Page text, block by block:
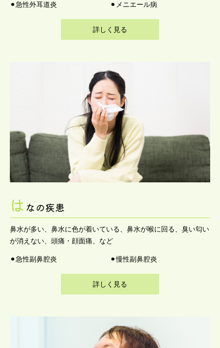
⚫︎急性外耳道炎
⚫︎メニエール病
詳しく見る
は なの疾患
鼻水が多い、鼻水に色が着いている、鼻水が喉に回る、臭い匂い
が消えない、頭痛・顔面痛、など
⚫︎急性副鼻腔炎 ⚫︎慢性副鼻腔炎
詳しく見る